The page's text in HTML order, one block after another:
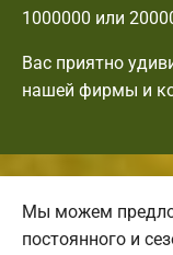
1000000 или
Вас приятно
нашей фирмы и
Мы можем
постоянного и